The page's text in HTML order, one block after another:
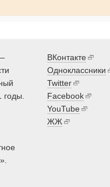
ВКонтакте
Одноклассники
Twitter
Facebook
YouTube
ЖЖ